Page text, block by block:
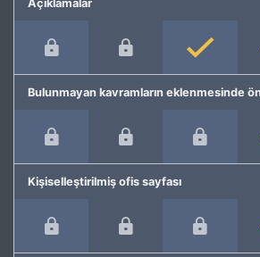
Açıklamalar
Bulunmayan kavramların eklenmesinde
Kişiselleştirilmiş ofis sayfası